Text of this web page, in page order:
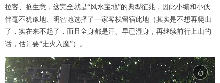
拉客、抢生意，这完全就是“风水宝地”的典型征兆，因此小编和小伙
伴毫不犹豫地、明智地选择了一家客栈留宿此地（其实是不想再爬山
了，实在来不起了，而且全身都是汗、早已湿身，再继续前行上山的
话，估计要“走火入魔”）。